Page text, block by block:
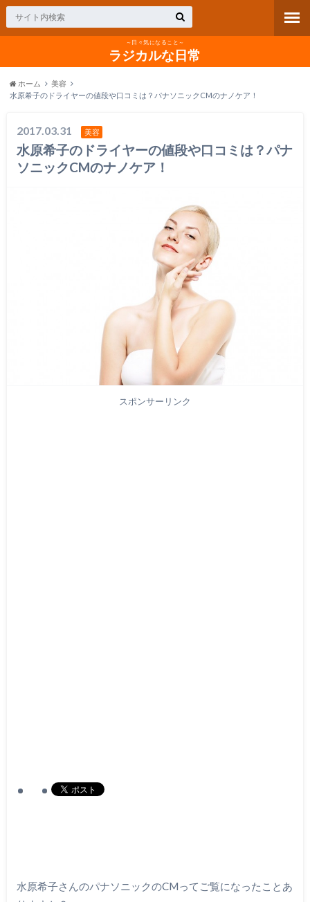
～日々気になること～
ラジカルな日常
ホーム
美容
水原希子のドライヤーの値段や口コミは？パナソニックCMのナノケア！
2017.03.31 美容
水原希子のドライヤーの値段や口コミは？パナ
ソニックCMのナノケア！
スポンサーリンク
水原希子さんのパナソニックのCMってご覧になったことあ